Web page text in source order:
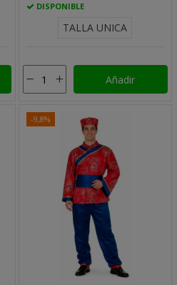
DISPONIBLE
TALLA UNICA
Añadir
-9,8%